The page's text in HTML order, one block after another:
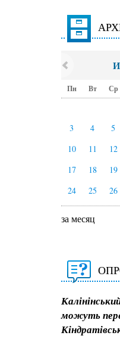
Пн Вт Ср
3
4 5
10
11 12
17
18 19
24
25 26
за месяц
можуть